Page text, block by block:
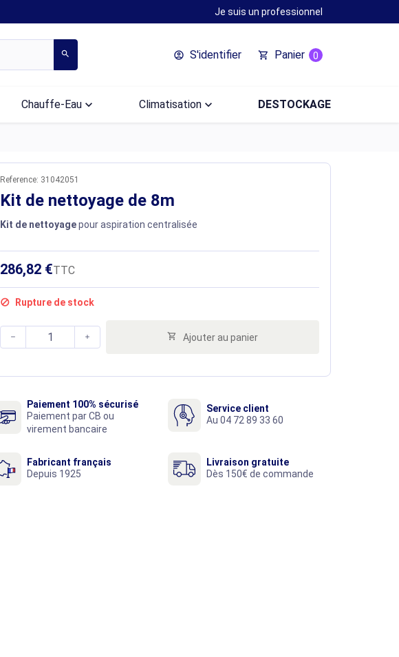
Je suis un professionnel
search account_circle S'identifier shopping_cart Panier 0
Chauffe-Eau keyboard_arrow_down Climatisationkeyboard_arrow_down DESTOCKAGE
Reference: 31042051
Kit de nettoyage de 8m
Kit de nettoyagepour aspiration centralisée
286,82 €TTC
 Rupture de stock
   Ajouter au panier
Paiement 100% sécurisé
Paiement par CB ou
virement bancaire
Service client
Au 04 72 89 33 60
Fabricant français
Depuis 1925
Livraison gratuite
Dès 150€ de commande